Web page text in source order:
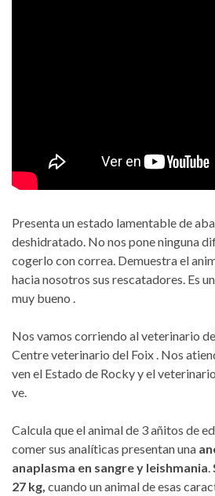
Presenta un estado lamentable de
deshidratado. No nos pone ninguna
cogerlo con correa. Demuestra el
hacia nosotros sus rescatadores. Es
muy bueno .
Nos vamos corriendo al veterinario
Centre veterinario del Foix . Nos
ven el Estado de Rocky y el
ve.
Calcula que el animal de 3 añitos de
comer sus analíticas presentan una
anaplasma en sangre y leishmania
27 kg, cuando un animal de esas